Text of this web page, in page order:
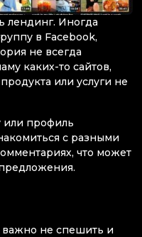
лендинг. Иногда
в Facebook,
не всегда
каких-то сайтов,
или услуги не
или профиль
с разными
что может
важно не спешить и